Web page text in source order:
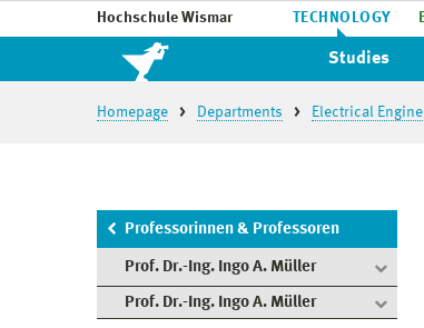
Hochschule Wismar TECHNOLOGY
Studies
Homepage Departments Electrical
Professorinnen & Professoren
Prof. Dr.-Ing. Ingo A. Müller
Prof. Dr.-Ing. Ingo A. Müller